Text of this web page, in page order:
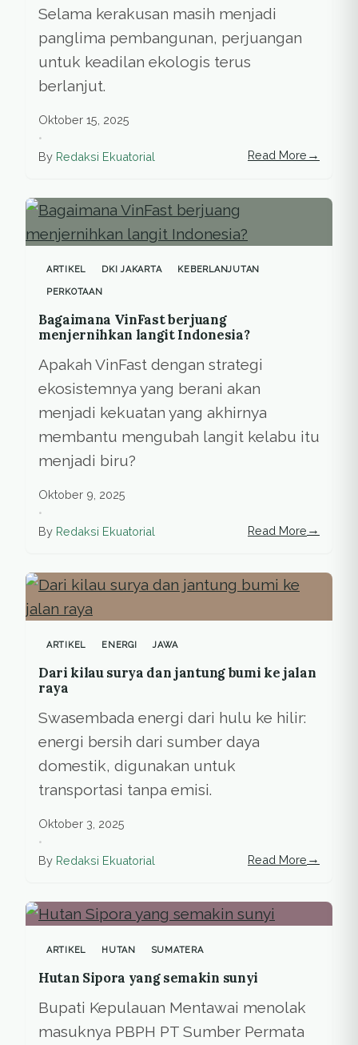
Selama kerakusan masih menjadi
panglima pembangunan, perjuangan
untuk keadilan ekologis terus
berlanjut.
Oktober 15, 2025
•
By Redaksi Ekuatorial Read More →
ARTIKEL DKI JAKARTA KEBERLANJUTAN
PERKOTAAN
Bagaimana VinFast berjuang
menjernihkan langit Indonesia?
Apakah VinFast dengan strategi
ekosistemnya yang berani akan
menjadi kekuatan yang akhirnya
membantu mengubah langit kelabu itu
menjadi biru?
Oktober 9, 2025
•
By Redaksi Ekuatorial Read More →
ARTIKEL ENERGI JAWA
Dari kilau surya dan jantung bumi ke jalan
raya
Swasembada energi dari hulu ke hilir:
energi bersih dari sumber daya
domestik, digunakan untuk
transportasi tanpa emisi.
Oktober 3, 2025
•
By Redaksi Ekuatorial Read More →
ARTIKEL HUTAN SUMATERA
Hutan Sipora yang semakin sunyi
Bupati Kepulauan Mentawai menolak
masuknya PBPH PT Sumber Permata